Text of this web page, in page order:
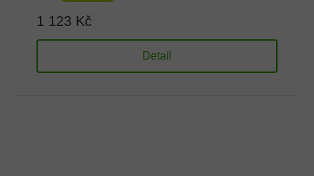
1 123 Kč
Detail